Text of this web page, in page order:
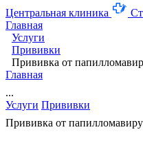
Центральная клиника
Главная
Услуги
Прививки
Прививка от
Главная
...
Услуги Прививки
Прививка от